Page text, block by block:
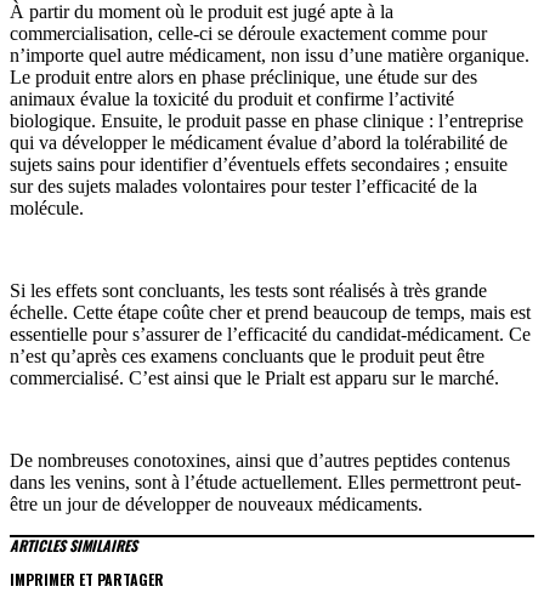
À partir du moment où le produit est jugé apte à la
commercialisation, celle-ci se déroule exactement comme pour
n’importe quel autre médicament, non issu d’une matière organique.
Le produit entre alors en phase préclinique, une étude sur des
animaux évalue la toxicité du produit et confirme l’activité
biologique. Ensuite, le produit passe en phase clinique : l’entreprise
qui va développer le médicament évalue d’abord la tolérabilité de
sujets sains pour identifier d’éventuels effets secondaires ; ensuite
sur des sujets malades volontaires pour tester l’efficacité de la
molécule.
Si les effets sont concluants, les tests sont réalisés à très grande
échelle. Cette étape coûte cher et prend beaucoup de temps, mais est
essentielle pour s’assurer de l’efficacité du candidat-médicament. Ce
n’est qu’après ces examens concluants que le produit peut être
commercialisé. C’est ainsi que le Prialt est apparu sur le marché.
De nombreuses conotoxines, ainsi que d’autres peptides contenus
dans les venins, sont à l’étude actuellement. Elles permettront peut-
être un jour de développer de nouveaux médicaments.
ARTICLES SIMILAIRES
IMPRIMER ET PARTAGER